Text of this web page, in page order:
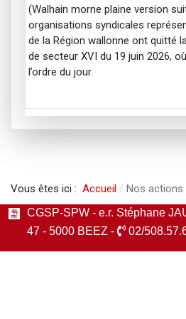
(Walhain morne plaine version
organisations syndicales
de la Région wallonne ont quitté
de secteur XVI du 19 juin 2026,
l’ordre du jour.
Vous êtes ici : Accueil Nos actions
CGSP-SPW - e.r. Stéphane
47 - 5000 BEEZ -
02/